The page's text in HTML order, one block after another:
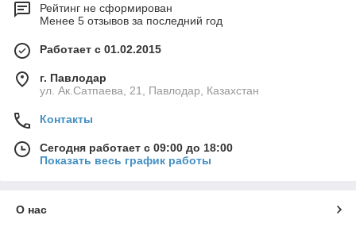
Рейтинг не сформирован
Менее 5 отзывов за последний год
Работает с 01.02.2015
г. Павлодар
ул. Ак.Сатпаева, 21, Павлодар, Казахстан
Контакты
Сегодня работает с 09:00 до 18:00
Показать весь график работы
О нас